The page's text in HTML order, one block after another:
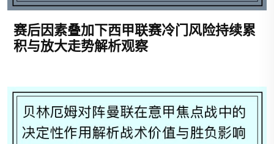
赛后因素叠加下西甲联赛冷门风险持续累
积与放大走势解析观察